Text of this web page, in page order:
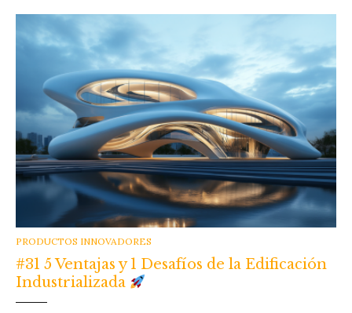
CATEGORIES
PRODUCTOS INNOVADORES
#31 5 Ventajas y 1 Desafíos de la Edificación
Industrializada